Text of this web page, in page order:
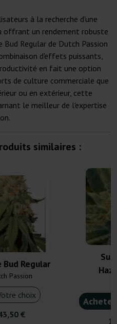
à la recherche d'une
offrant un rendement robuste
Bud Regular de Dutch Passion
d'effets puissants,
en fait une option
de culture commerciale que
ou en extérieur, cette
le meilleur de l'expertise
similaires :
Bud Regular
Passion
choix
€